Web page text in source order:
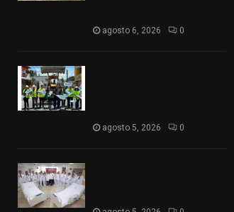
agosto 6, 2026 0
agosto 5, 2026 0